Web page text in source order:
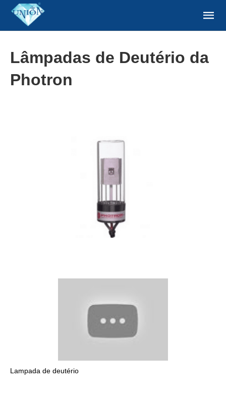
Lâmpadas de Deutério da
Photron
Lampada de deutério